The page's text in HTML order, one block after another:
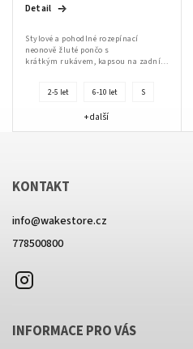
Detail
Stylové a pohodlné rozepínací
neonově žluté pončo s
krátkým rukávem, kapsou na zadní
rozparky po stranách, což...
2-5 let 6-10 let S
+ další
KONTAKT
info@wakestore.cz
778500800
INFORMACE PRO VÁS